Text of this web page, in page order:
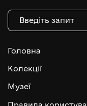
Головна
Колекції
Музеї